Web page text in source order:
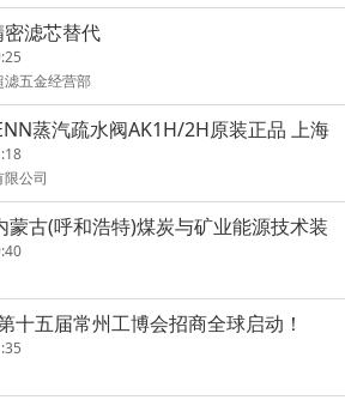
滤芯替代
五金经营部
蒸汽疏水阀AK1H/2H原装正品 上海
公司
蒙古(呼和浩特)煤炭与矿业能源技术装
十五届常州工博会招商全球启动！